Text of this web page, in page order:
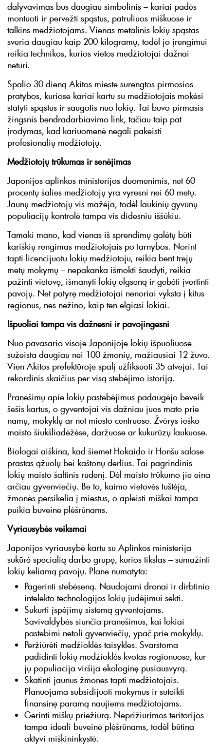
dalyvavimas bus daugiau simbolinis – kariai padės
montuoti ir pervežti spąstus, patruliuos miškuose ir
talkins medžiotojams. Vienas metalinis lokių spąstas
sveria daugiau kaip 200 kilogramų, todėl jo įrengimui
reikia technikos, kurios vietos medžiotojai dažnai
neturi.
Spalio 30 dieną Akitos mieste surengtos pirmosios
pratybos, kuriose kariai kartu su medžiotojais mokėsi
statyti spąstus ir saugotis nuo lokių. Tai buvo pirmasis
žingsnis bendradarbiavimo link, tačiau taip pat
įrodymas, kad kariuomenė negali pakeisti
profesionalių medžiotojų.
Medžiotojų trūkumas ir senėjimas
Japonijos aplinkos ministerijos duomenimis, net 60
procentų šalies medžiotojų yra vyresni nei 60 metų.
Jaunų medžiotojų vis mažėja, todėl laukinių gyvūnų
populiacijų kontrolė tampa vis didesniu iššūkiu.
Tamaki mano, kad vienas iš sprendimų galėtų būti
kariškių rengimas medžiotojais po tarnybos. Norint
tapti licencijuotu lokių medžiotoju, reikia bent trejų
metų mokymų – nepakanka išmokti šaudyti, reikia
pažinti vietovę, išmanyti lokių elgseną ir gebėti įvertinti
pavojų. Net patyrę medžiotojai nenoriai vyksta į kitus
regionus, nes nežino, kaip ten elgiasi lokiai.
Išpuoliai tampa vis dažnesni ir pavojingesni
Nuo pavasario visoje Japonijoje lokių išpuoliuose
sužeista daugiau nei 100 žmonių, mažiausiai 12 žuvo.
Vien Akitos prefektūroje spalį užfiksuoti 35 atvejai. Tai
rekordinis skaičius per visą stebėjimo istoriją.
Pranešimų apie lokių pastebėjimus padaugėjo beveik
šešis kartus, o gyventojai vis dažniau juos mato prie
namų, mokyklų ar net miesto centruose. Žvėrys ieško
maisto šiukšliadėžėse, daržuose ar kukurūzų laukuose.
Biologai aiškina, kad šiemet Hokaido ir Honšu salose
prastas ąžuolų bei kaštonų derlius. Tai pagrindinis
lokių maisto šaltinis rudenį. Dėl maisto trūkumo jie eina
arčiau gyvenviečių. Be to, kaimo vietovės tuštėja,
žmonės persikelia į miestus, o apleisti miškai tampa
puikia buveine plėšrūnams.
Vyriausybės veiksmai
Japonijos vyriausybė kartu su Aplinkos ministerija
sukūrė specialią darbo grupę, kurios tikslas – sumažinti
lokių keliamą pavojų. Plane numatyta:
Pagerinti stebėseną. Naudojami dronai ir dirbtinio
intelekto technologijos lokių judėjimui sekti.
Sukurti įspėjimų sistemą gyventojams.
Savivaldybės siunčia pranešimus, kai lokiai
pastebimi netoli gyvenviečių, ypač prie mokyklų.
Peržiūrėti medžioklės taisykles. Svarstoma
padidinti lokių medžioklės kvotas regionuose, kur
jų populiacija viršija ekologinę pusiausvyrą.
Skatinti jaunus žmones tapti medžiotojais.
Planuojama subsidijuoti mokymus ir suteikti
finansinę paramą naujiems medžiotojams.
Gerinti miškų priežiūrą. Neprižiūrimos teritorijos
tampa ideali buveinė plėšrūnams, todėl būtina
aktyvi miškininkystė.